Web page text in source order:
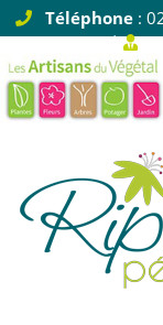
Téléphone:
Tapez 1 |